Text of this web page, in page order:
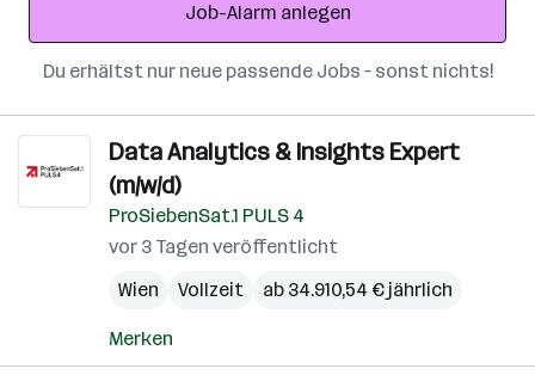
Job-Alarm anlegen
Du erhältst nur neue passende Jobs – sonst nichts!
Data Analytics & Insights Expert
(m/w/d)
ProSiebenSat.1 PULS 4
vor 3 Tagen veröffentlicht
Wien
Vollzeit ab 34.910,54 € jährlich
Merken